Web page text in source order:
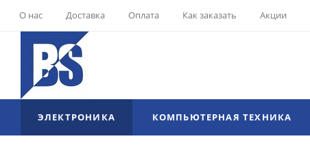
О нас Доставка Оплата Как заказать Акции
ЭЛЕКТРОНИКА КОМПЬЮТЕРНАЯ ТЕХНИКА